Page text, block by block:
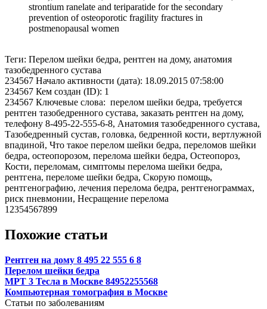
strontium ranelate and teriparatide for the secondary
prevention of osteoporotic fragility fractures in
postmenopausal women
Теги: Перелом шейки бедра, рентген на дому, анатомия
тазобедренного сустава
234567 Начало активности (дата): 18.09.2015 07:58:00
234567 Кем создан (ID): 1
234567 Ключевые слова: перелом шейки бедра, требуется
рентген тазобедренного сустава, заказать рентген на дому,
телефону 8-495-22-555-6-8, Анатомия тазобедренного сустава,
Тазобедренный сустав, головка, бедренной кости, вертлужной
впадиной, Что такое перелом шейки бедра, переломов шейки
бедра, остеопорозом, перелома шейки бедра, Остеопороз,
Кости, переломам, симптомы перелома шейки бедра,
рентгена, переломе шейки бедра, Скорую помощь,
рентгенографию, лечения перелома бедра, рентгенограммах,
риск пневмонии, Несращение перелома
12354567899
Похожие статьи
Рентген на дому 8 495 22 555 6 8
Перелом шейки бедра
МРТ 3 Тесла в Москве 84952255568
Компьютерная томография в Москве
Статьи по заболеваниям